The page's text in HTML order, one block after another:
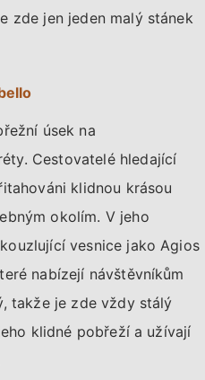
zde jen jeden malý stánek
úsek na
Cestovatelé hledající
klidnou krásou
okolím. V jeho
vesnice jako Agios
nabízejí návštěvníkům
takže je zde vždy stálý
klidné pobřeží a užívají